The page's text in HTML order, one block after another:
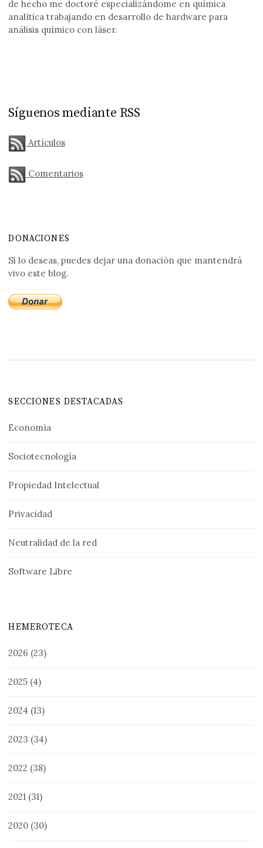
de hecho me doctoré especializándome en química
analítica trabajando en desarrollo de hardware para
análisis químico con láser.
Síguenos mediante RSS
Artículos
Comentarios
DONACIONES
Si lo deseas, puedes dejar una donación que mantendrá
vivo este blog.
SECCIONES DESTACADAS
Economía
Sociotecnología
Propiedad Intelectual
Privacidad
Neutralidad de la red
Software Libre
HEMEROTECA
2026 (23)
2025 (4)
2024 (13)
2023 (34)
2022 (38)
2021 (31)
2020 (30)